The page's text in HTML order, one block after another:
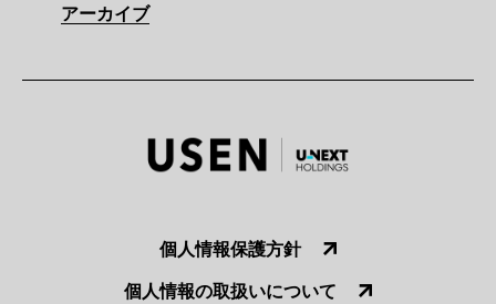
アーカイブ
個人情報保護方針
個人情報の取扱いについて